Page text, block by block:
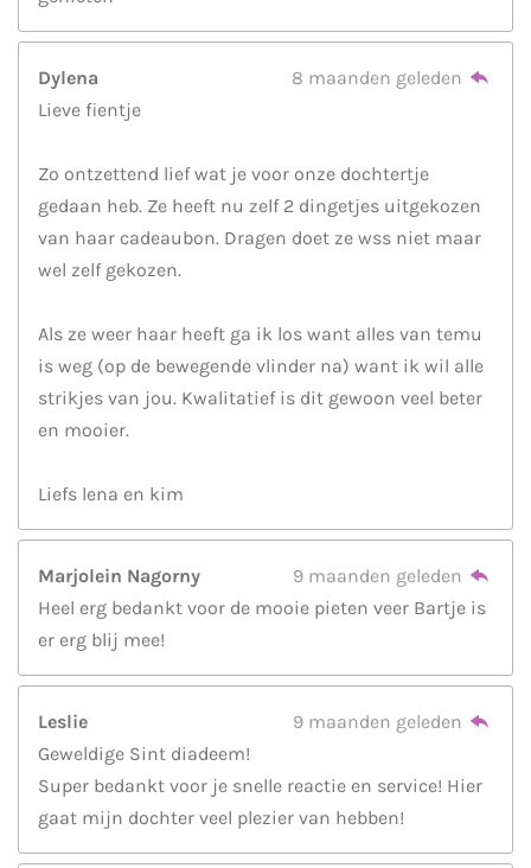
Dylena
8 maanden geleden
Lieve fientje
Zo ontzettend lief wat je voor onze dochtertje
gedaan heb. Ze heeft nu zelf 2 dingetjes uitgekozen
van haar cadeaubon. Dragen doet ze wss niet maar
wel zelf gekozen.
Als ze weer haar heeft ga ik los want alles van temu
is weg (op de bewegende vlinder na) want ik wil alle
strikjes van jou. Kwalitatief is dit gewoon veel beter
en mooier.
Liefs lena en kim
Marjolein Nagorny
9 maanden geleden
Heel erg bedankt voor de mooie pieten veer Bartje is
er erg blij mee!
Leslie
9 maanden geleden
Geweldige Sint diadeem!
Super bedankt voor je snelle reactie en service! Hier
gaat mijn dochter veel plezier van hebben!